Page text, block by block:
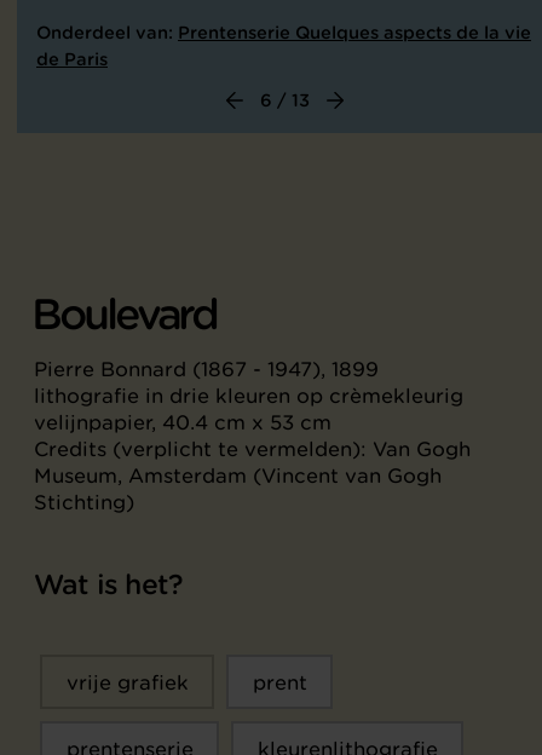
Onderdeel van: Prentenserie Quelques aspects de la vie
de Paris
6 / 13
Boulevard
Pierre Bonnard (1867 - 1947), 1899
lithografie in drie kleuren op crèmekleurig
velijnpapier, 40.4 cm x 53 cm
Credits (verplicht te vermelden): Van Gogh
Museum, Amsterdam (Vincent van Gogh
Stichting)
Wat is het?
vrije grafiek prent
prentenserie kleurenlithografie